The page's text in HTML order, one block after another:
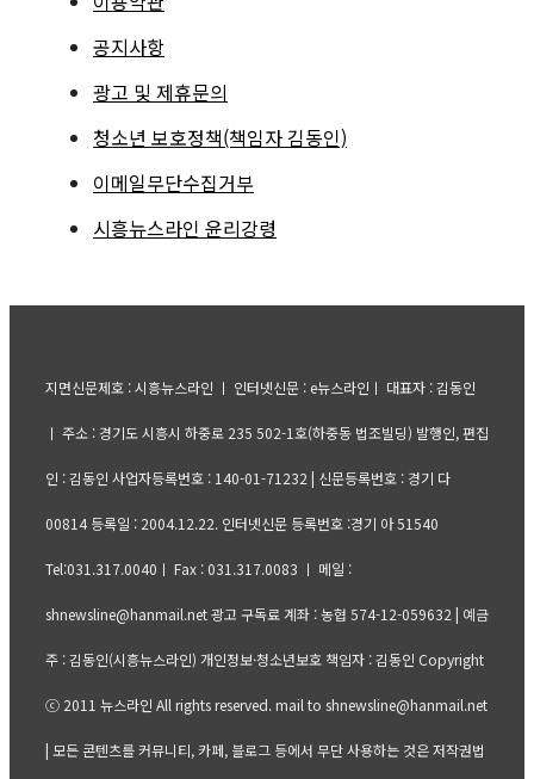
공지사항
광고 및 제휴문의
청소년 보호정책(책임자 김동인)
이메일무단수집거부
시흥뉴스라인 윤리강령
지면신문제호 : 시흥뉴스라인 ㅣ 인터넷신문 : e뉴스라인ㅣ 대표자 : 김동인
ㅣ 주소 : 경기도 시흥시 하중로 235 502-1호(하중동 법조빌딩) 발행인, 편집
인 : 김동인 사업자등록번호 : 140-01-71232 | 신문등록번호 : 경기 다
00814 등록일 : 2004.12.22. 인터넷신문 등록번호 :경기 아 51540
Tel:031.317.0040ㅣ Fax : 031.317.0083 ㅣ 메일 :
shnewsline@hanmail.net 광고 구독료 계좌 : 농협 574-12-059632 | 예금
주 : 김동인(시흥뉴스라인) 개인정보·청소년보호 책임자 : 김동인 Copyright
ⓒ 2011 뉴스라인 All rights reserved. mail to shnewsline@hanmail.net
| 모든 콘텐츠를 커뮤니티, 카페, 블로그 등에서 무단 사용하는 것은 저작권법